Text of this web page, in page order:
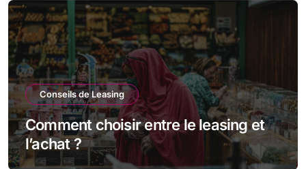
Conseils de Leasing
Comment choisir entre le leasing et
l’achat ?